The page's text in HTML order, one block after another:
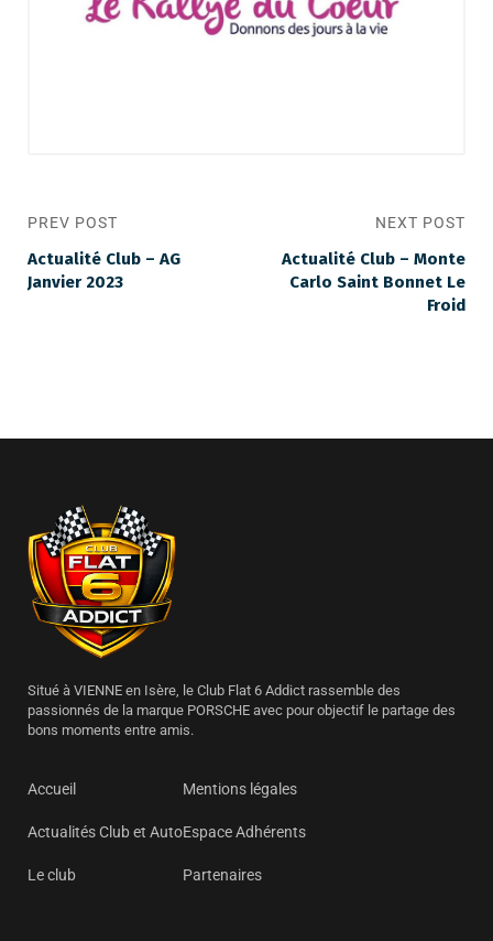
PREV POST
Actualité Club – AG
Janvier 2023
NEXT POST
Actualité Club – Monte
Carlo Saint Bonnet Le
Froid
Situé à VIENNE en Isère, le Club Flat 6 Addict rassemble des
passionnés de la marque PORSCHE avec pour objectif le partage des
bons moments entre amis.
Accueil
Actualités Club et Auto
Le club
Mentions légales
Espace Adhérents
Partenaires